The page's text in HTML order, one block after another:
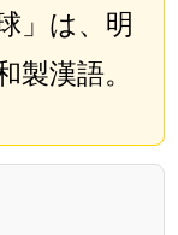
」は、明
製漢語。